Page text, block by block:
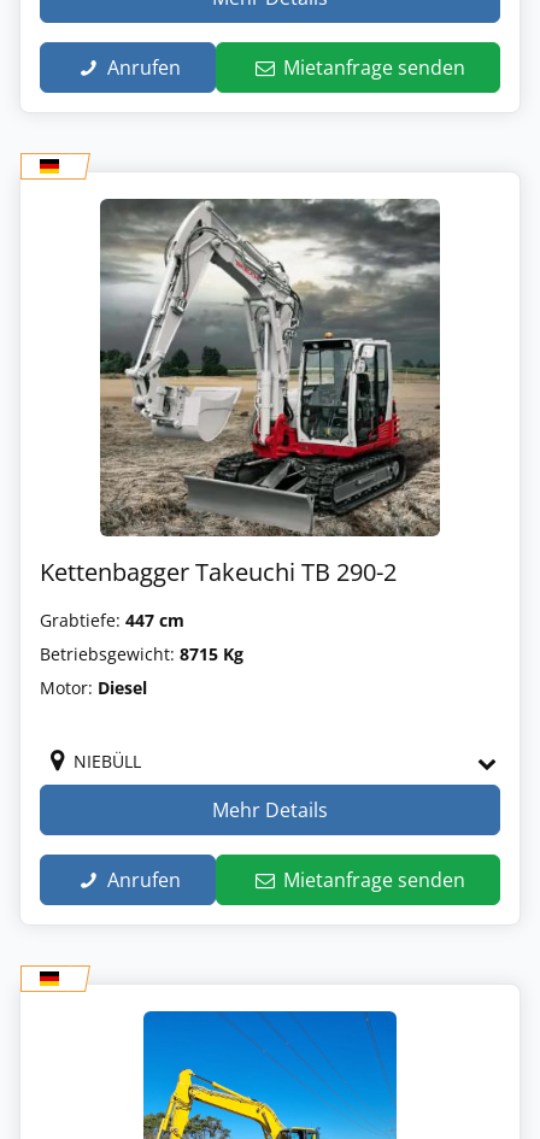
Anrufen Mietanfrage senden
Kettenbagger Takeuchi TB 290-2
Grabtiefe: 447 cm
Betriebsgewicht: 8715 Kg
Motor: Diesel
NIEBÜLL
Mehr Details
Anrufen Mietanfrage senden